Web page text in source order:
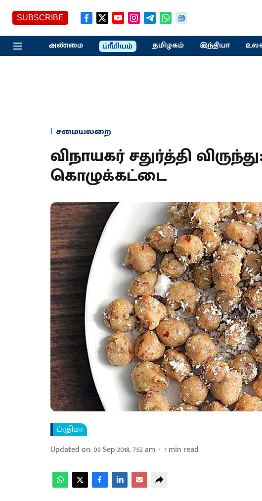
SUBSCRIBE
அண்மை ப்ரீமியம் தமிழகம் இந்தியா
சமையலறை
விநாயகர் சதுர்த்தி
கொழுக்கட்டை
ப்ரதிமா
Updated on:09 Sep 2018, 7:52 am 1min read